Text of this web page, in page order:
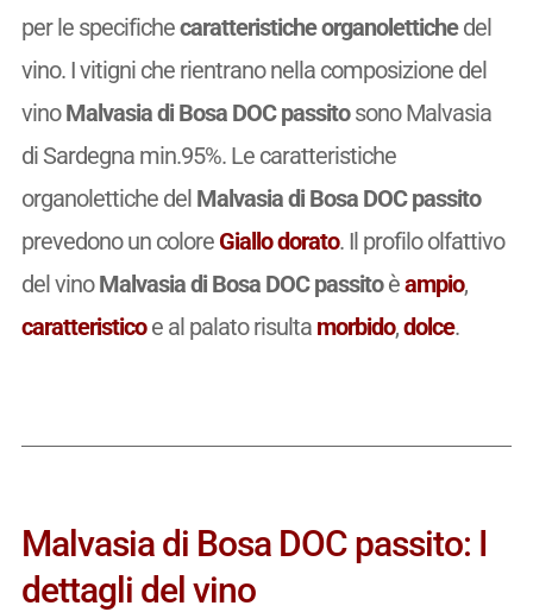
per le specifichecaratteristiche organolettichedel
vino. I vitigni che rientrano nella composizione del
vinoMalvasia di Bosa DOC passitosono Malvasia
di Sardegna min.95%. Le caratteristiche
organolettiche delMalvasia di Bosa DOC passito
prevedono un colore Giallo dorato. Il profilo olfattivo
del vinoMalvasia di Bosa DOC passitoèampio,
caratteristicoe al palato risulta morbido,dolce.
Malvasia di Bosa DOC passito: I
dettagli del vino